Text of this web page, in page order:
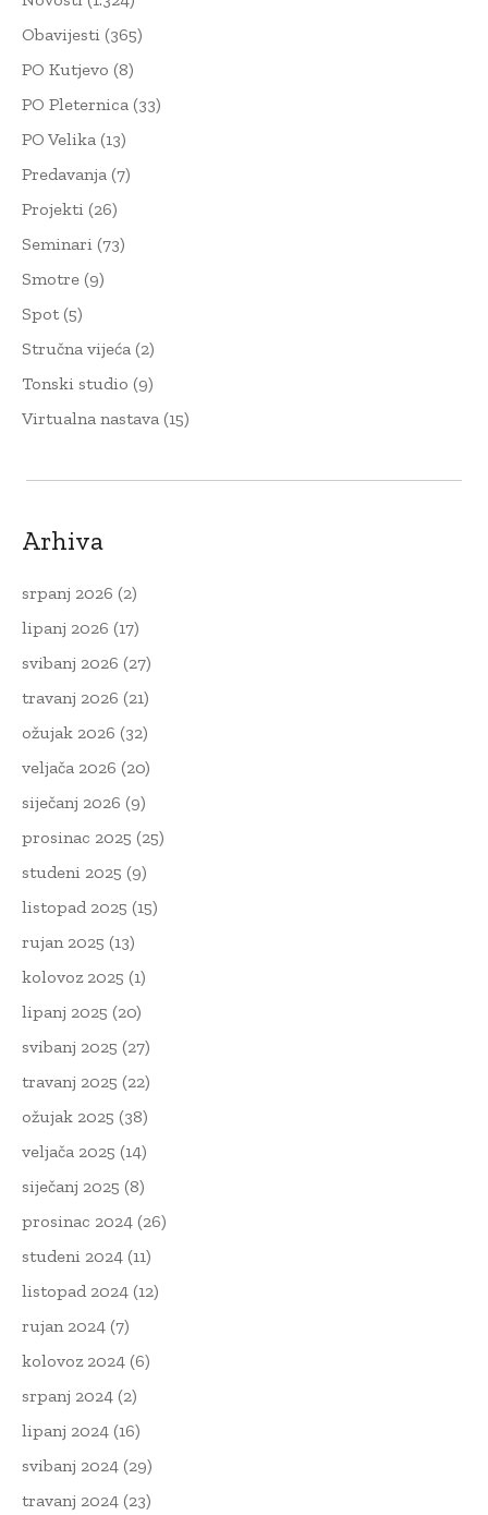
Obavijesti (365)
PO Kutjevo (8)
PO Pleternica (33)
PO Velika (13)
Predavanja (7)
Projekti (26)
Seminari (73)
Smotre (9)
Spot(5)
Stručna vijeća (2)
Tonski studio (9)
Virtualna nastava (15)
Arhiva
srpanj 2026 (2)
lipanj 2026 (17)
svibanj 2026 (27)
travanj 2026 (21)
ožujak 2026 (32)
veljača 2026 (20)
siječanj 2026 (9)
prosinac 2025 (25)
studeni 2025 (9)
listopad 2025 (15)
rujan 2025 (13)
kolovoz 2025 (1)
lipanj 2025 (20)
svibanj 2025 (27)
travanj 2025 (22)
ožujak 2025 (38)
veljača 2025 (14)
siječanj 2025 (8)
prosinac 2024 (26)
studeni 2024 (11)
listopad 2024 (12)
rujan 2024 (7)
kolovoz 2024 (6)
srpanj 2024 (2)
lipanj 2024 (16)
svibanj 2024 (29)
travanj 2024 (23)